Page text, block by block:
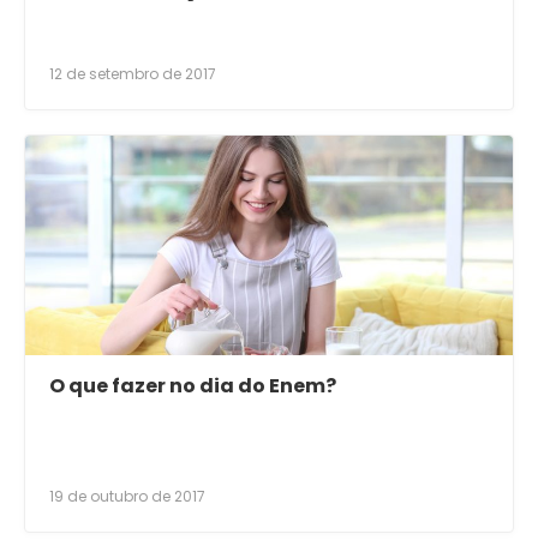
12 de setembro de 2017
O que fazer no dia do Enem?
19 de outubro de 2017